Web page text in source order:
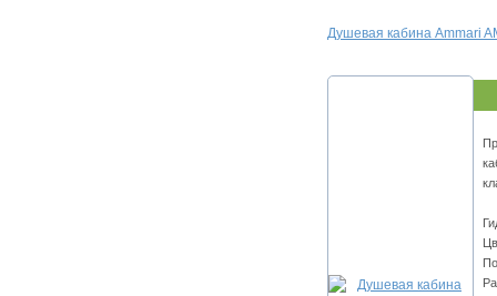
Душевая кабина Ammari